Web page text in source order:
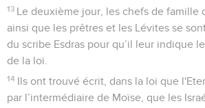
13 Le deuxième jour, les chefs de famille
ainsi que les prêtres et les Lévites se
du scribe Esdras pour qu’il leur indique
de la loi.
14 Ils ont trouvé écrit, dans la loi que
par l’intermédiaire de Moïse, que les